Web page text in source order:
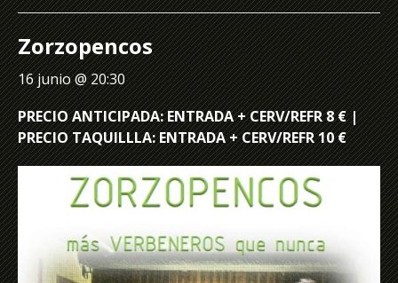
Zorzopencos
16 junio @ 20:30
PRECIO ANTICIPADA: ENTRADA + CERV/REFR 8 € |
PRECIO TAQUILLLA: ENTRADA + CERV/REFR 10 €